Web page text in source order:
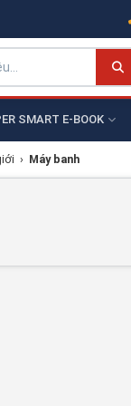
SMART E-BOOK
› Máy banh